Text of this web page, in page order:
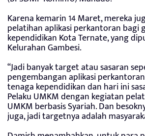
Karena kemarin 14 Maret, mereka
pelatihan aplikasi perkantoran bagi
kependidikan Kota Ternate, yang
Kelurahan Gambesi.
“Jadi banyak target atau sasaran
pengembangan aplikasi
tenaga kependidikan dan hari ini
Pelaku UMKM dengan kegiatan
UMKM berbasis Syariah. Dan
juga, jadi targetnya adalah